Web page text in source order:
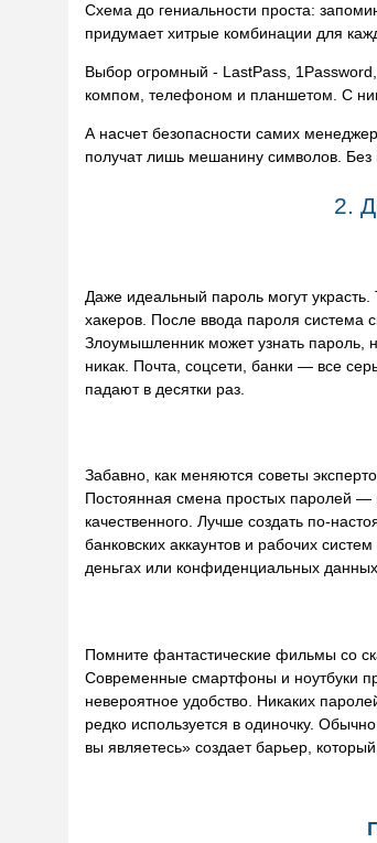
Схема до гениальности проста:
придумает хитрые комбинации для
Выбор огромный - LastPass,
компом, телефоном и планшетом. С
А насчет безопасности самих
получат лишь мешанину символов.
2.
Даже идеальный пароль могут
хакеров. После ввода пароля система
Злоумышленник может узнать пароль,
никак. Почта, соцсети, банки — все
падают в десятки раз.
Забавно, как меняются советы
Постоянная смена простых паролей —
качественного. Лучше создать по-
банковских аккаунтов и рабочих
деньгах или конфиденциальных данных.
Помните фантастические фильмы со
Современные смартфоны и ноутбуки
невероятное удобство. Никаких
редко используется в одиночку.
вы являетесь» создает барьер,